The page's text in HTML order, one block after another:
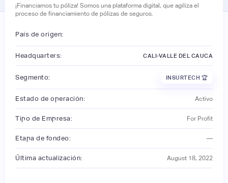
¡Financiamos tu póliza! Somos una plataforma digital, que agiliza el
proceso de financiamiento de pólizas de seguros.
País de origen:
Headquarters: CALI-VALLE DEL CAUCA
Segmento: INSURTECH 🏆
Estado de operación: Activo
Tipo de Empresa: For Profit
Etapa de fondeo: —
Última actualización: August 18, 2022